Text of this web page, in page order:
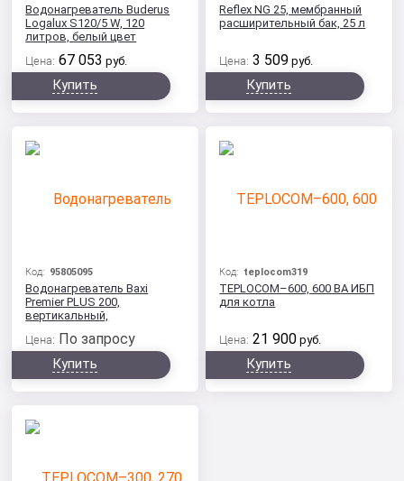
Водонагреватель Buderus
Logalux S120/5 W, 120
литров, белый цвет
Цена: 67 053 руб.
Купить
Reflex NG 25, мембранный
расширительный бак, 25 л
Цена: 3 509 руб.
Купить
Код: 95805095
Водонагреватель Baxi
Premier PLUS 200,
вертикальный,
Цена: По запросу
Купить
Код: teplocom319
TEPLOCOM–600, 600 ВА ИБП
для котла
Цена: 21 900 руб.
Купить